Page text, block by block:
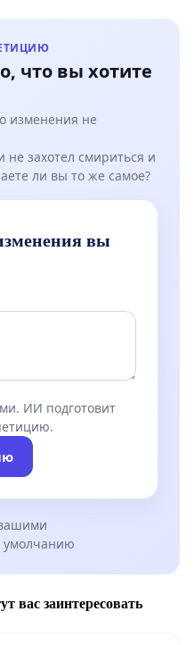
что вы хотите
изменения не
не захотел смириться и
ли вы то же самое?
вы
ИИ подготовит
умолчанию
вас заинтересовать